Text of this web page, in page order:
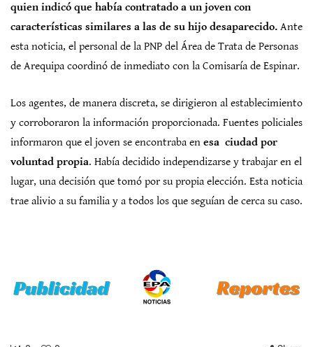
quien indicó que había contratado a un joven con
características similares a las de su hijo desaparecido. Ante
esta noticia, el personal de la PNP del Área de Trata de Personas
de Arequipa coordinó de inmediato con la Comisaría de Espinar.
Los agentes, de manera discreta, se dirigieron al establecimiento
y corroboraron la información proporcionada. Fuentes policiales
informaron que el joven se encontraba en esa ciudad por
voluntad propia. Había decidido independizarse y trabajar en el
lugar, una decisión que tomó por su propia elección. Esta noticia
trae alivio a su familia y a todos los que seguían de cerca su caso.